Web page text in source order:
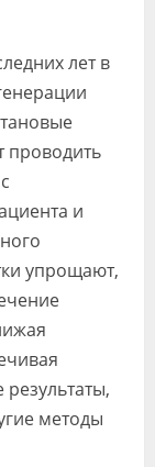
лет в
проводить
и
упрощают,
методы